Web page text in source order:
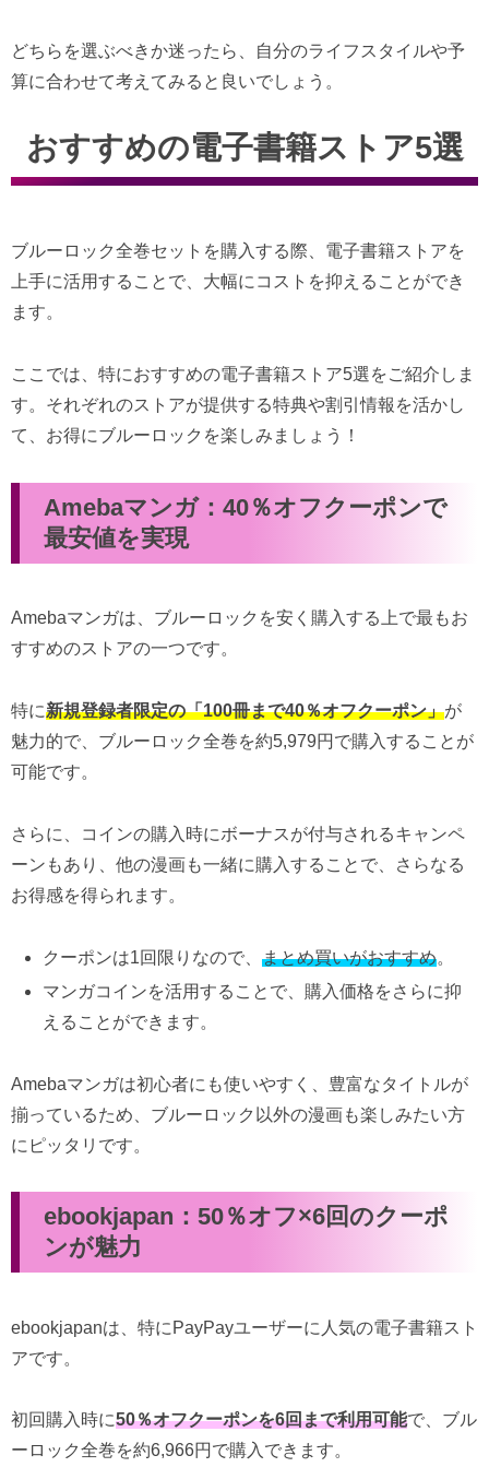
どちらを選ぶべきか迷ったら、自分のライフスタイルや予
算に合わせて考えてみると良いでしょう。
おすすめの電子書籍ストア5選
ブルーロック全巻セットを購入する際、電子書籍ストアを
上手に活用することで、大幅にコストを抑えることができ
ます。
ここでは、特におすすめの電子書籍ストア5選をご紹介しま
す。それぞれのストアが提供する特典や割引情報を活かし
て、お得にブルーロックを楽しみましょう！
Amebaマンガ：40％オフクーポンで
最安値を実現
Amebaマンガは、ブルーロックを安く購入する上で最もお
すすめのストアの一つです。
特に新規登録者限定の「100冊まで40％オフクーポン」が
魅力的で、ブルーロック全巻を約5,979円で購入することが
可能です。
さらに、コインの購入時にボーナスが付与されるキャンペ
ーンもあり、他の漫画も一緒に購入することで、さらなる
お得感を得られます。
クーポンは1回限りなので、まとめ買いがおすすめ。
マンガコインを活用することで、購入価格をさらに抑
えることができます。
Amebaマンガは初心者にも使いやすく、豊富なタイトルが
揃っているため、ブルーロック以外の漫画も楽しみたい方
にピッタリです。
ebookjapan：50％オフ×6回のクーポ
ンが魅力
ebookjapanは、特にPayPayユーザーに人気の電子書籍スト
アです。
初回購入時に50％オフクーポンを6回まで利用可能で、ブル
ーロック全巻を約6,966円で購入できます。